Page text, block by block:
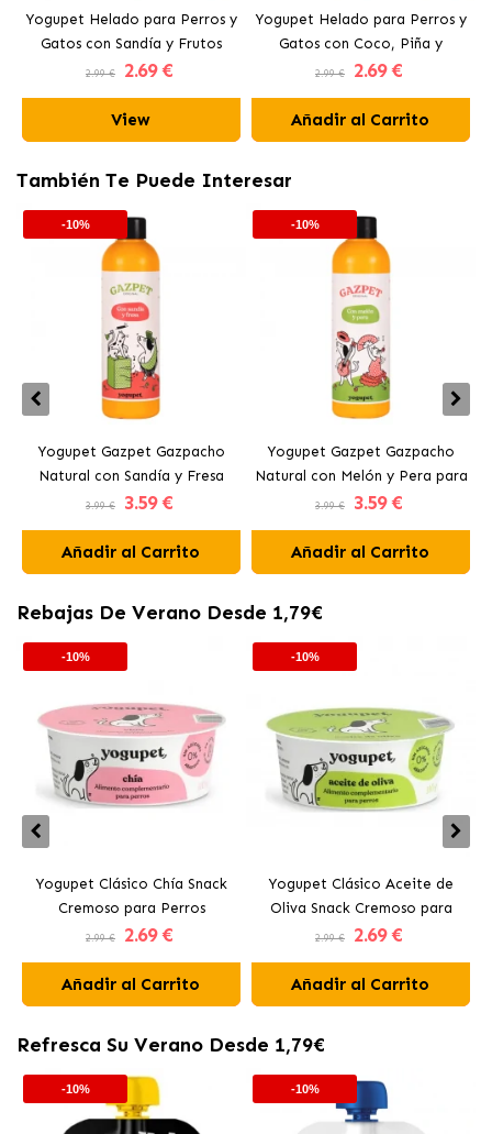
Yogupet Helado para Perros y
Gatos con Sandía y Frutos
Rojos
2.99 € 2.69 €
View
Yogupet Helado para Perros y
Gatos con Coco, Piña y
Plátano
2.99 € 2.69 €
Añadir al Carrito
También Te Puede Interesar
-10%
Yogupet Gazpet Gazpacho
Natural con Sandía y Fresa
para Perros y Gatos
3.99 € 3.59 €
Añadir al Carrito
-10%
Yogupet Gazpet Gazpacho
Natural con Melón y Pera para
Perros y Gatos
3.99 € 3.59 €
Añadir al Carrito
Rebajas De Verano Desde 1,79€
-10%
Yogupet Clásico Chía Snack
Cremoso para Perros
2.99 € 2.69 €
Añadir al Carrito
-10%
Yogupet Clásico Aceite de
Oliva Snack Cremoso para
Perros
2.99 € 2.69 €
Añadir al Carrito
Refresca Su Verano Desde 1,79€
-10% -10%